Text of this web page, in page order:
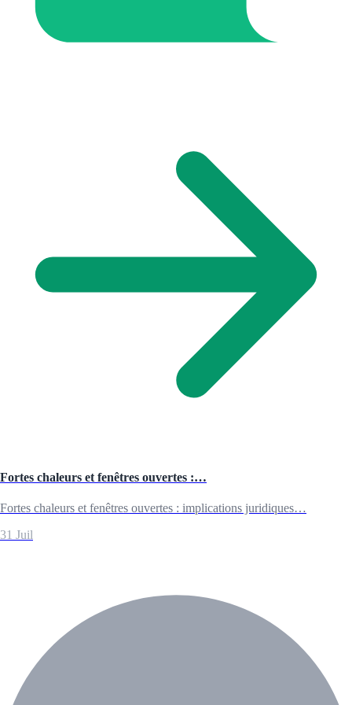
Fortes chaleurs et fenêtres ouvertes :…
Fortes chaleurs et fenêtres ouvertes : implications juridiques…
31 Juil